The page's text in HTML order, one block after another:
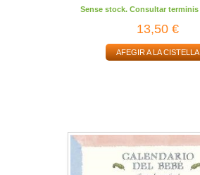
Sense stock. Consultar
13,50 €
AFEGIR A LA CISTELLA